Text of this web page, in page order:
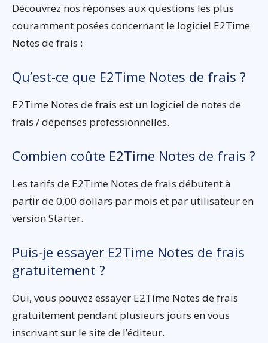
Découvrez nos réponses aux questions les plus
couramment posées concernant le logiciel E2Time
Notes de frais :
Qu’est-ce que E2Time Notes de frais ?
E2Time Notes de frais est un logiciel de notes de
frais / dépenses professionnelles.
Combien coûte E2Time Notes de frais ?
Les tarifs de E2Time Notes de frais débutent à
partir de 0,00 dollars par mois et par utilisateur en
version Starter.
Puis-je essayer E2Time Notes de frais
gratuitement ?
Oui, vous pouvez essayer E2Time Notes de frais
gratuitement pendant plusieurs jours en vous
inscrivant sur le site de l’éditeur.